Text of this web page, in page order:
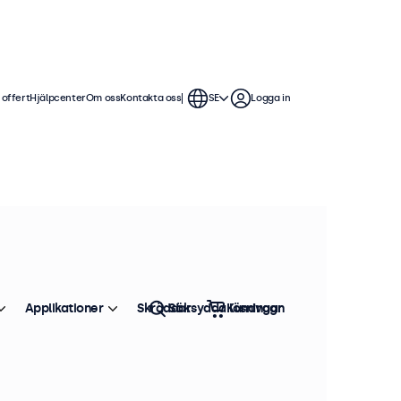
offertHjälpcenterOm ossKontakta oss SE Logga in
Applikationer Skräddarsydda lösningar
Sök Kundvagn